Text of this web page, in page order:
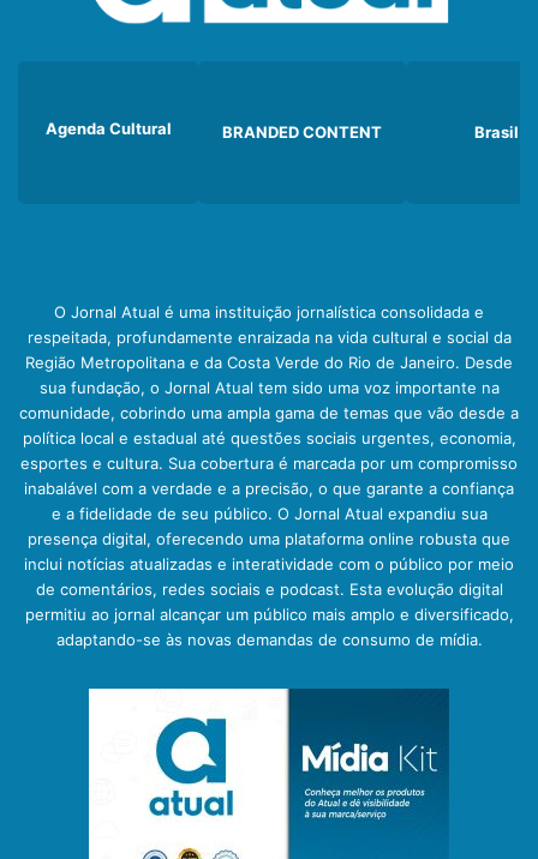
Agenda Cultural BRANDED CONTENT Brasil
O Jornal Atual é uma instituição jornalística consolidada e
respeitada, profundamente enraizada na vida cultural e social da
Região Metropolitana e da Costa Verde do Rio de Janeiro. Desde
sua fundação, o Jornal Atual tem sido uma voz importante na
comunidade, cobrindo uma ampla gama de temas que vão desde a
política local e estadual até questões sociais urgentes, economia,
esportes e cultura. Sua cobertura é marcada por um compromisso
inabalável com a verdade e a precisão, o que garante a confiança
e a fidelidade de seu público. O Jornal Atual expandiu sua
presença digital, oferecendo uma plataforma online robusta que
inclui notícias atualizadas e interatividade com o público por meio
de comentários, redes sociais e podcast. Esta evolução digital
permitiu ao jornal alcançar um público mais amplo e diversificado,
adaptando-se às novas demandas de consumo de mídia.